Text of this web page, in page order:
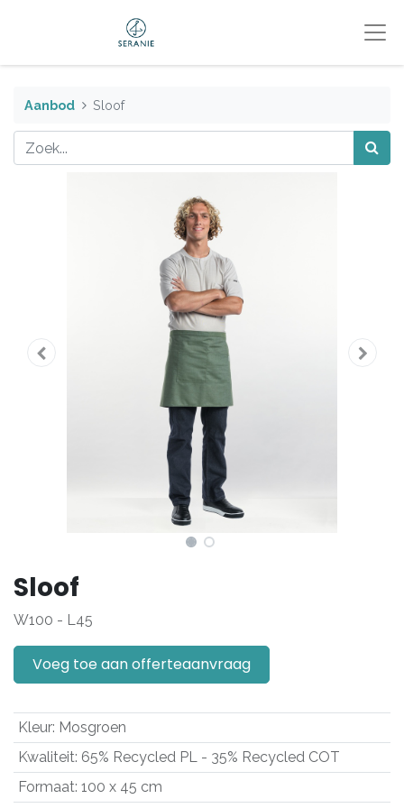
Aanbod Sloof
Sloof
W100 - L45
Voeg toe aan offerteaanvraag
Kleur: Mosgroen
Kwaliteit: 65% Recycled PL - 35% Recycled COT
Formaat: 100 x 45 cm